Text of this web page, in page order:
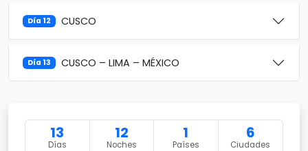
Día 12 CUSCO
Día 13 CUSCO – LIMA – MÉXICO
13
Días
12
Noches
1
Países
6
Ciudades